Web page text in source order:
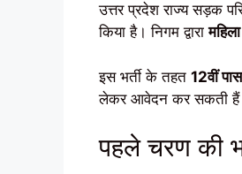
उत्तर प्रदेश राज्य सड़क
किया है। निगम द्वारा
इस भर्ती के तहत 12वीं
लेकर आवेदन कर सकती
पहले चरण की